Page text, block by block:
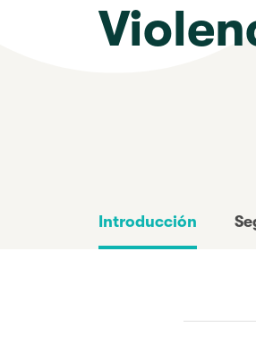
Introducción